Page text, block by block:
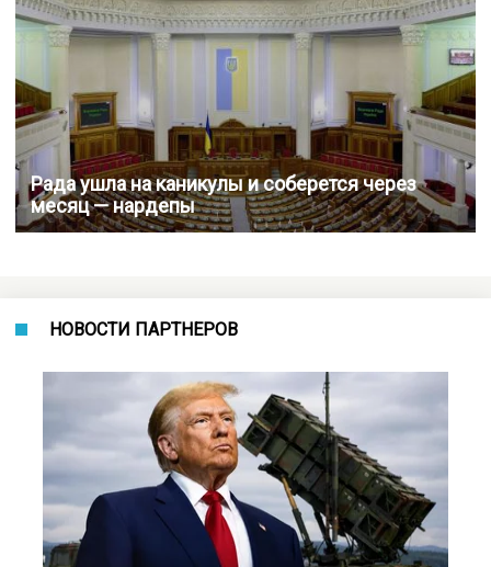
Рада ушла на каникулы и соберется через
месяц — нардепы
НОВОСТИ ПАРТНЕРОВ